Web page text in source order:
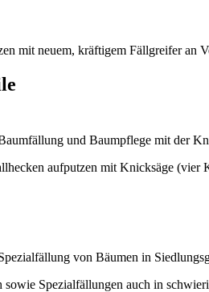
mit neuem, kräftigem Fällgreifer an
aufputzen mit Knicksäge (vier
sowie Spezialfällungen auch in